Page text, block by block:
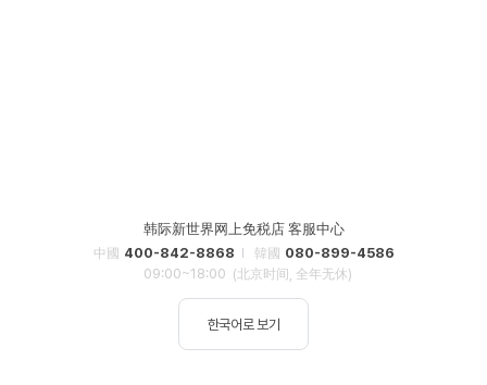
韩际新世界网上免税店 客服中心
中國 400-842-8868 韓國 080-899-4586
09:00~18:00 (北京时间, 全年无休)
한국어로 보기